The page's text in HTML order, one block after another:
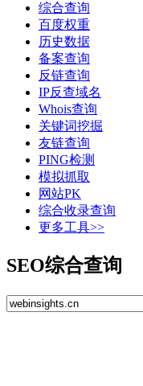
综合查询
百度权重
历史数据
备案查询
反链查询
IP反查域名
Whois查询
关键词挖掘
友链查询
PING检测
模拟抓取
网站PK
综合收录查询
更多工具>>
SEO综合查询